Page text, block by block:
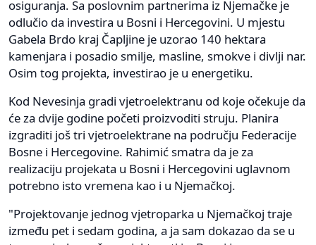
osiguranja. Sa poslovnim partnerima iz Njemačke je
odlučio da investira u Bosni i Hercegovini. U mjestu
Gabela Brdo kraj Čapljine je uzorao 140 hektara
kamenjara i posadio smilje, masline, smokve i divlji nar.
Osim tog projekta, investirao je u energetiku.
Kod Nevesinja gradi vjetroelektranu od koje očekuje da
će za dvije godine početi proizvoditi struju. Planira
izgraditi još tri vjetroelektrane na području Federacije
Bosne i Hercegovine. Rahimić smatra da je za
realizaciju projekata u Bosni i Hercegovini uglavnom
potrebno isto vremena kao i u Njemačkoj.
"Projektovanje jednog vjetroparka u Njemačkoj traje
između pet i sedam godina, a ja sam dokazao da se u